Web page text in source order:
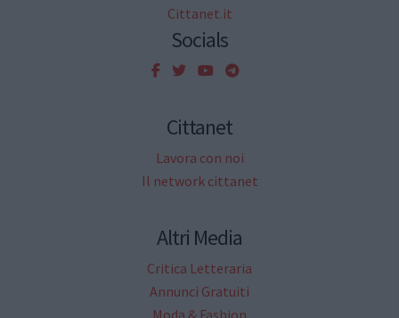
Cittanet.it
Socials
Cittanet
Lavora con noi
Il network cittanet
Altri Media
Critica Letteraria
Annunci Gratuiti